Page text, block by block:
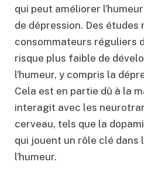
qui peut améliorer
de dépression. Des études
consommateurs réguliers
risque plus faible de
l’humeur, y compris la
Cela est en partie dû à la
interagit avec les
cerveau, tels que la
qui jouent un rôle clé dans
l’humeur.